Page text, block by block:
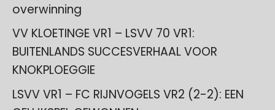
overwinning
VV KLOETINGE VR1 – LSVV 70 VR1:
BUITENLANDS SUCCESVERHAAL VOOR
KNOKPLOEGGIE
LSVV VR1 – FC RIJNVOGELS VR2 (2-2): EEN